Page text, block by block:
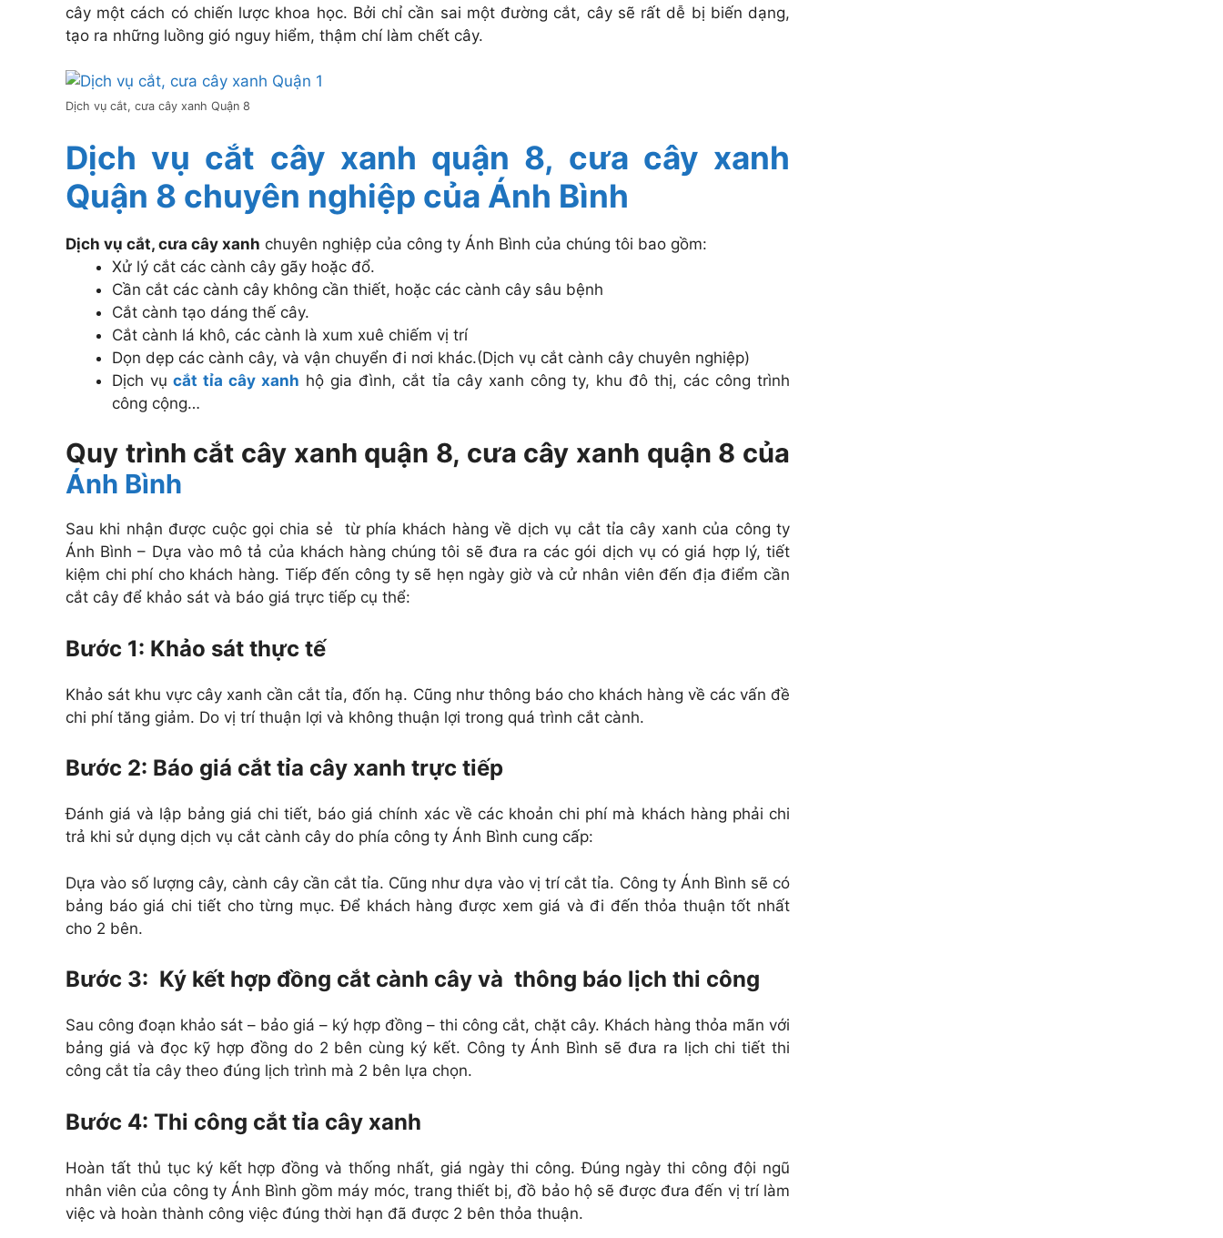
cây một cách có chiến lược khoa học. Bởi chỉ cần sai một đường cắt, cây sẽ rất dễ bị biến dạng,
tạo ra những luồng gió nguy hiểm, thậm chí làm chết cây.
Dịch vụ cắt, cưa cây xanh Quận 8
Dịch vụ cắt cây xanh quận 8, cưa cây xanh
Quận 8 chuyên nghiệp của Ánh Bình
Dịch vụ cắt, cưa cây xanh chuyên nghiệp của công ty Ánh Bình của chúng tôi bao gồm:
Xử lý cắt các cành cây gãy hoặc đổ.
Cần cắt các cành cây không cần thiết, hoặc các cành cây sâu bệnh
Cắt cành tạo dáng thế cây.
Cắt cành lá khô, các cành là xum xuê chiếm vị trí
Dọn dẹp các cành cây, và vận chuyển đi nơi khác.(Dịch vụ cắt cành cây chuyên nghiệp)
Dịch vụ cắt tỉa cây xanh hộ gia đình, cắt tỉa cây xanh công ty, khu đô thị, các công trình
công cộng…
Quy trình cắt cây xanh quận 8, cưa cây xanh quận 8 của
Ánh Bình
Sau khi nhận được cuộc gọi chia sẻ từ phía khách hàng về dịch vụ cắt tỉa cây xanh của công ty
Ánh Bình – Dựa vào mô tả của khách hàng chúng tôi sẽ đưa ra các gói dịch vụ có giá hợp lý, tiết
kiệm chi phí cho khách hàng. Tiếp đến công ty sẽ hẹn ngày giờ và cử nhân viên đến địa điểm cần
cắt cây để khảo sát và báo giá trực tiếp cụ thể:
Bước 1: Khảo sát thực tế
Khảo sát khu vực cây xanh cần cắt tỉa, đốn hạ. Cũng như thông báo cho khách hàng về các vấn đề
chi phí tăng giảm. Do vị trí thuận lợi và không thuận lợi trong quá trình cắt cành.
Bước 2: Báo giá cắt tỉa cây xanh trực tiếp
Đánh giá và lập bảng giá chi tiết, báo giá chính xác về các khoản chi phí mà khách hàng phải chi
trả khi sử dụng dịch vụ cắt cành cây do phía công ty Ánh Bình cung cấp:
Dựa vào số lượng cây, cành cây cần cắt tỉa. Cũng như dựa vào vị trí cắt tỉa. Công ty Ánh Bình sẽ có
bảng báo giá chi tiết cho từng mục. Để khách hàng được xem giá và đi đến thỏa thuận tốt nhất
cho 2 bên.
Bước 3: Ký kết hợp đồng cắt cành cây và thông báo lịch thi công
Sau công đoạn khảo sát – bảo giá – ký hợp đồng – thi công cắt, chặt cây. Khách hàng thỏa mãn với
bảng giá và đọc kỹ hợp đồng do 2 bên cùng ký kết. Công ty Ánh Bình sẽ đưa ra lịch chi tiết thi
công cắt tỉa cây theo đúng lịch trình mà 2 bên lựa chọn.
Bước 4: Thi công cắt tỉa cây xanh
Hoàn tất thủ tục ký kết hợp đồng và thống nhất, giá ngày thi công. Đúng ngày thi công đội ngũ
nhân viên của công ty Ánh Bình gồm máy móc, trang thiết bị, đồ bảo hộ sẽ được đưa đến vị trí làm
việc và hoàn thành công việc đúng thời hạn đã được 2 bên thỏa thuận.